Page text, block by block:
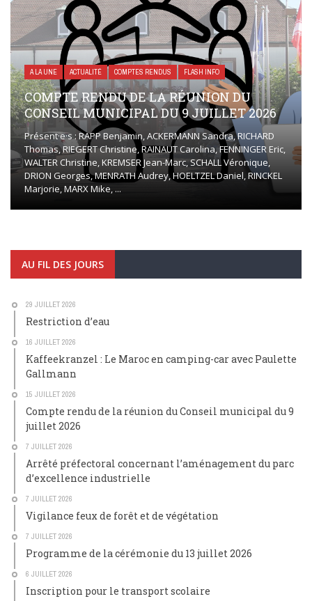
A LA UNE ACTUALITÉ COMPTES RENDUS FLASH INFO
COMPTE RENDU DE LA RÉUNION DU
CONSEIL MUNICIPAL DU 9 JUILLET 2026
Présent·e·s : RAPP Benjamin, ACKERMANN Sandra, RICHARD
Thomas, RIEGERT Christine, RAINAUT Carolina, FENNINGER Eric,
WALTER Christine, KREMSER Jean-Marc, SCHALL Véronique,
DRION Georges, MENRATH Audrey, HOELTZEL Daniel, RINCKEL
Marjorie, MARX Mike, ...
AU FIL DES JOURS
29 JUILLET 2026
Restriction d’eau
16 JUILLET 2026
Kaffeekranzel : Le Maroc en camping-car avec Paulette
Gallmann
15 JUILLET 2026
Compte rendu de la réunion du Conseil municipal du 9
juillet 2026
7 JUILLET 2026
Arrêté préfectoral concernant l’aménagement du parc
d’excellence industrielle
7 JUILLET 2026
Vigilance feux de forêt et de végétation
7 JUILLET 2026
Programme de la cérémonie du 13 juillet 2026
6 JUILLET 2026
Inscription pour le transport scolaire